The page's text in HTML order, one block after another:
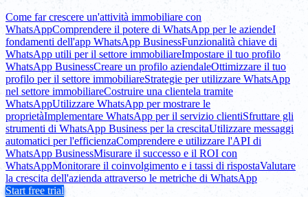
Come far crescere un'attività immobiliare con
WhatsAppComprendere il potere di WhatsApp per le aziendeI
fondamenti dell'app WhatsApp BusinessFunzionalità chiave di
WhatsApp utili per il settore immobiliareImpostare il tuo profilo
WhatsApp BusinessCreare un profilo aziendaleOttimizzare il tuo
profilo per il settore immobiliareStrategie per utilizzare WhatsApp
nel settore immobiliareCostruire una clientela tramite
WhatsAppUtilizzare WhatsApp per mostrare le
proprietàImplementare WhatsApp per il servizio clientiSfruttare gli
strumenti di WhatsApp Business per la crescitaUtilizzare messaggi
automatici per l'efficienzaComprendere e utilizzare l'API di
WhatsApp BusinessMisurare il successo e il ROI con
WhatsAppMonitorare il coinvolgimento e i tassi di rispostaValutare
la crescita dell'azienda attraverso le metriche di WhatsApp
Start free trial